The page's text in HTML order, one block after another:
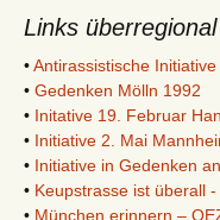
Links überregional
•Antirassistische
• Gedenken Mölln 1992
• Initative 19. Februar
• Initiative 2. Mai
• Initiative in Gedenken
• Keupstrasse ist überall -
• München erinnern –